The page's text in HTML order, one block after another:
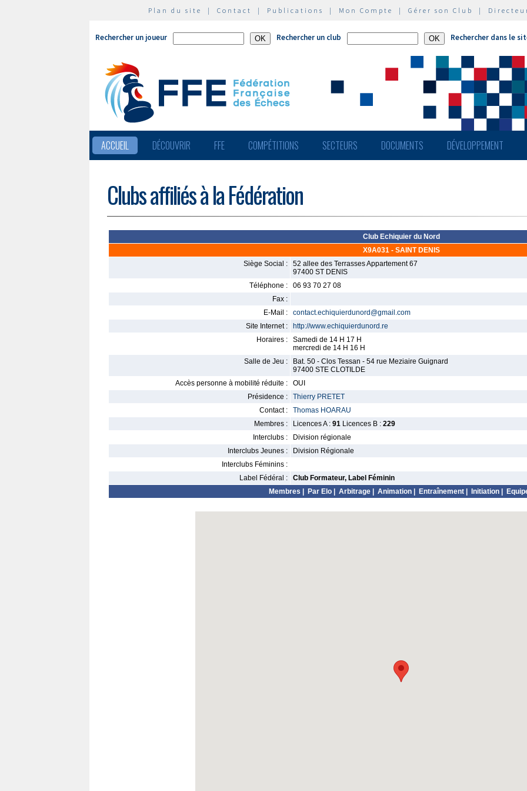
Plan du site | Contact | Publications | Mon Compte | Gérer son Club |
Rechercher un joueur Rechercher un club Rechercher dans le
ACCUEIL DÉCOUVRIR FFE COMPÉTITIONS SECTEURS DOCUMENTS DÉVELOPPEMENT
Clubs affiliés à la Fédération
Club Echiquier du Nord
X9A031 - SAINT DENIS
Siège Social :
52 allee des Terrasses Appartement 67
97400 ST DENIS
Téléphone :
06 93 70 27 08
Fax :
E-Mail :
contact.echiquierdunord@gmail.com
Site Internet :
http://www.echiquierdunord.re
Horaires :
Samedi de 14 H 17 H
mercredi de 14 H 16 H
Salle de Jeu :
Bat. 50 - Clos Tessan - 54 rue Meziaire Guignard
97400 STE CLOTILDE
Accès personne à mobilité réduite :
OUI
Présidence :
Thierry PRETET
Contact :
Thomas HOARAU
Membres :
Licences A : 91 Licences B : 229
Interclubs :
Division régionale
Interclubs Jeunes :
Division Régionale
Interclubs Féminins :
Label Fédéral :
Club Formateur, Label Féminin
Membres
Par Elo Arbitrage Animation Entraînement Initiation